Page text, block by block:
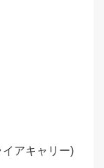
イアキャリー)